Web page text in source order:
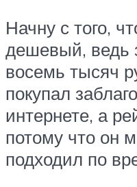
Начну с того,
дешевый, ведь
восемь тысяч
покупал
интернете, а
потому что он
подходил по